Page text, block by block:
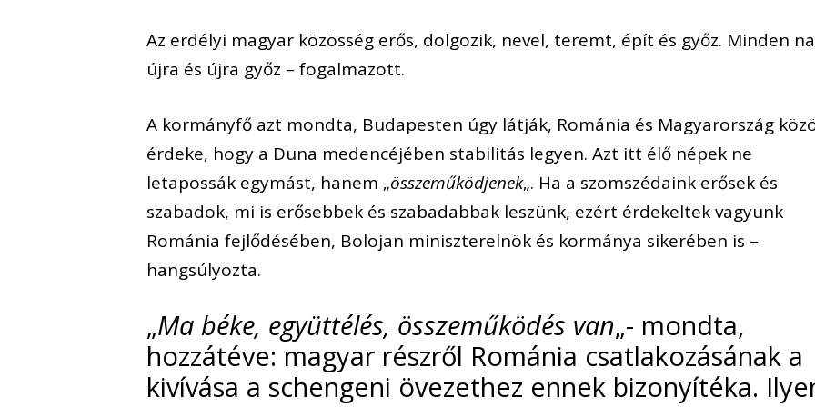
Az erdélyi magyar közösség erős, dolgozik, nevel, teremt, épít és győz. Minden
újra és újra győz – fogalmazott.
A kormányfő azt mondta, Budapesten úgy látják, Románia és Magyarország
érdeke, hogy a Duna medencéjében stabilitás legyen. Azt itt élő népek ne
letapossák egymást, hanem „összeműködjenek„. Ha a szomszédaink erősek és
szabadok, mi is erősebbek és szabadabbak leszünk, ezért érdekeltek vagyunk
Románia fejlődésében, Bolojan miniszterelnök és kormánya sikerében is –
hangsúlyozta.
„Ma béke, együttélés, összeműködés van„- mondta,
hozzátéve: magyar részről Románia csatlakozásának a
kivívása a schengeni övezethez ennek bizonyítéka.